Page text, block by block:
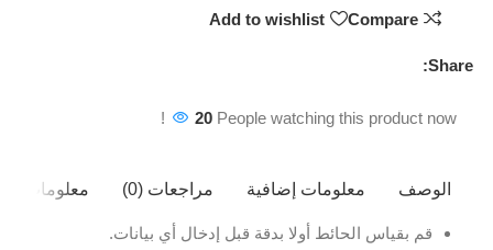
Compare
Add to wishlist
Share:
20 People watching this product now!
الوصف معلومات إضافية مراجعات (0) معلومات
قم بقياس الحائط أولا بدقة قبل إدخال أي بيانات.